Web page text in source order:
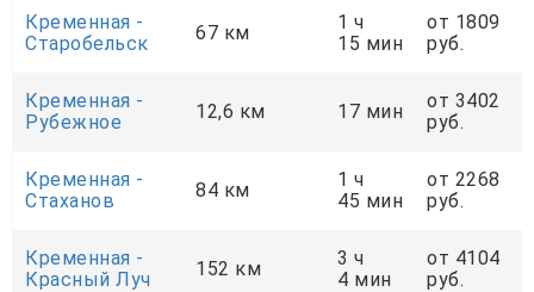
Кременная -
Старобельск
67 км
1 ч
15 мин
от 1809
руб.
Кременная -
Рубежное
12,6 км 17 мин
от 3402
руб.
Кременная -
Стаханов
84 км
1 ч
45 мин
от 2268
руб.
Кременная -
Красный Луч
152 км
3 ч
4 мин
от 4104
руб.